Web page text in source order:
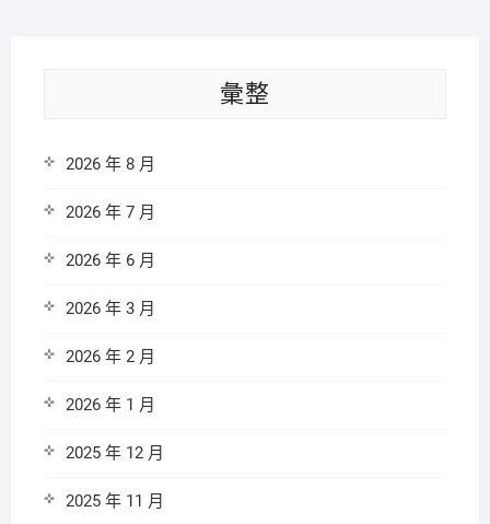
彙整
2026 年 8 月
2026 年 7 月
2026 年 6 月
2026 年 3 月
2026 年 2 月
2026 年 1 月
2025 年 12 月
2025 年 11 月